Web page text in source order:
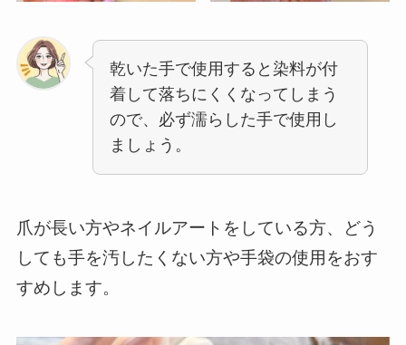
乾いた手で使用すると染料が付
着して落ちにくくなってしまう
ので、必ず濡らした手で使用し
ましょう。
爪が長い方やネイルアートをしている方、どう
しても手を汚したくない方や手袋の使用をおす
すめします。